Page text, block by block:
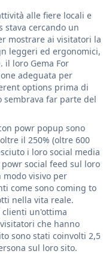
alle fiere locali e
stava cercando un
mostrare ai visitatori la
leggeri ed ergonomici,
il loro Gema For
adeguata per
options prima di
far parte del
powr popup sono
il 250% (oltre 600
i loro social media
social feed sul loro
visivo per
come sono coming to
nella vita reale.
un'ottima
che hanno
sono stati coinvolti 2,5
sul loro sito.